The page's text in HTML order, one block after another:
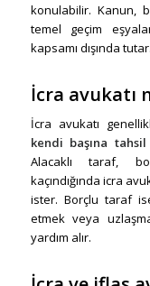
konulabilir. Kanun,
temel geçim
kapsamı dışında tutar.
İcra avukatı
İcra avukatı
kendi başına
Alacaklı taraf,
kaçındığında icra
ister. Borçlu taraf
etmek veya
yardım alır.